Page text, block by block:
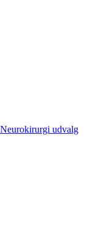
udvalg